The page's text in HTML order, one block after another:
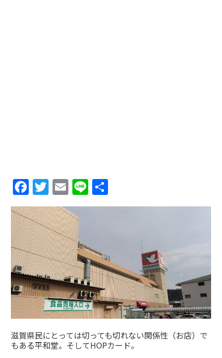
Facebook
Twitter
Email
Line
有
滋賀県民にとっては切っても切れない関係性（お店）で
もある平和堂。そしてHOPカード。